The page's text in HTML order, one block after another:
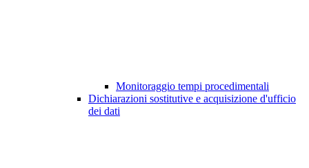
Monitoraggio tempi procedimentali
Dichiarazioni sostitutive e acquisizione d'ufficio
dei dati